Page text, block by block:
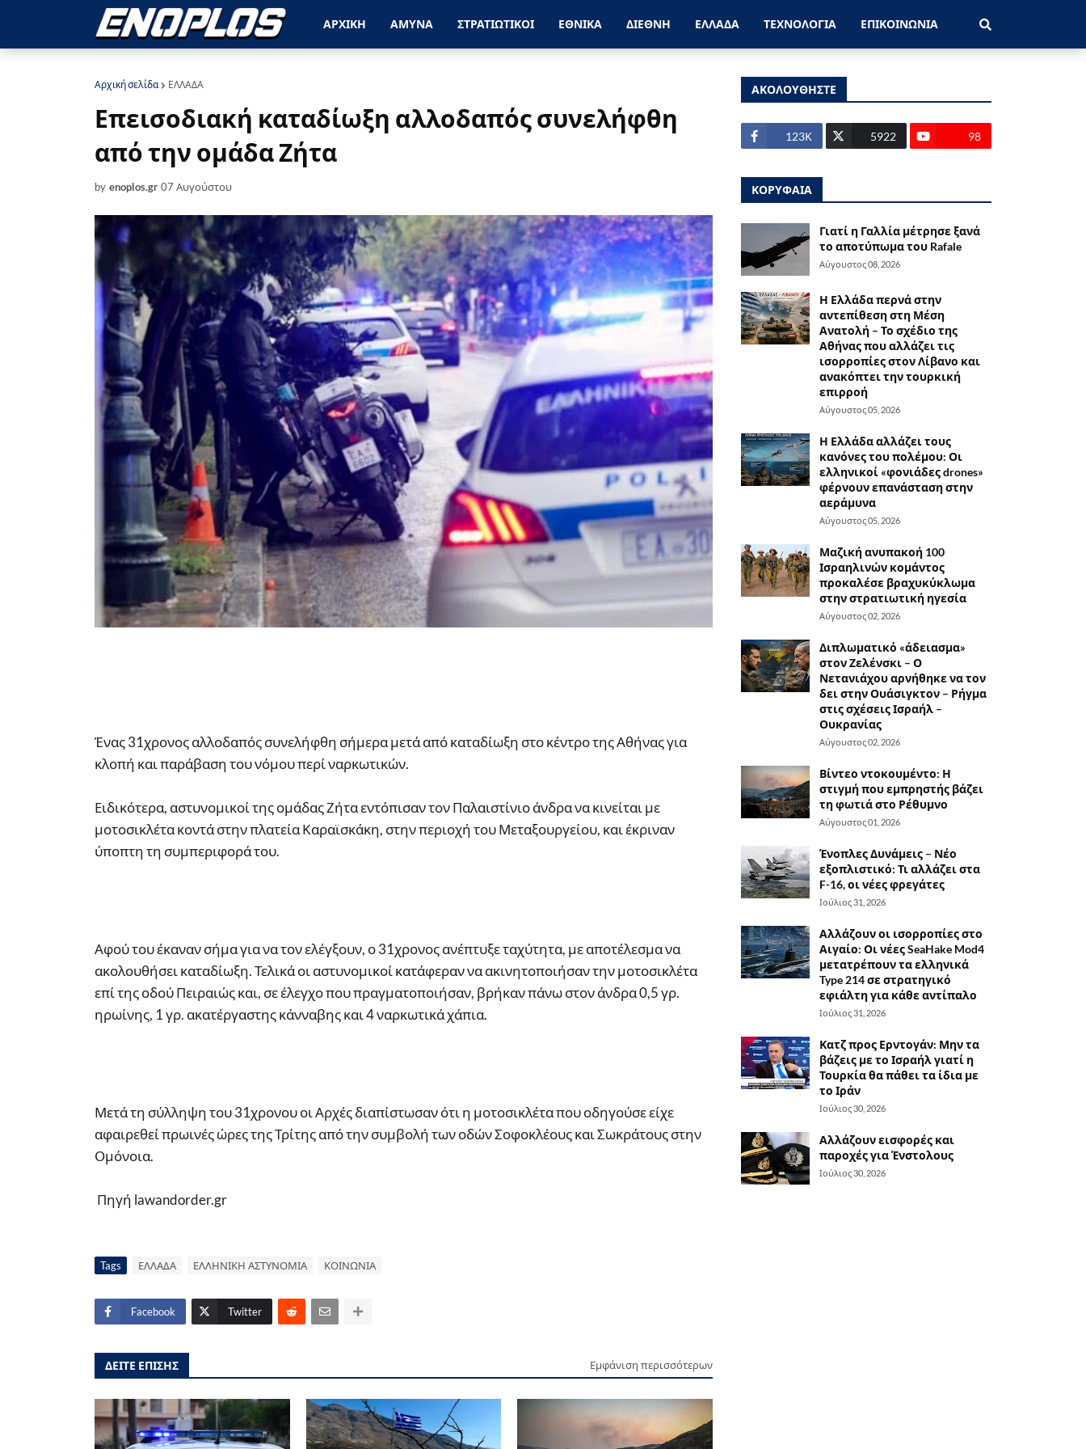
ΑΡΧΙΚΗ ΑΜΥΝΑ ΣΤΡΑΤΙΩΤΙΚΟΙ ΕΘΝΙΚΑ ΔΙΕΘΝΗ ΕΛΛΑΔΑ ΤΕΧΝΟΛΟΓΙΑ ΕΠΙΚΟΙΝΩΝΙΑ
Αρχική σελίδα ΕΛΛΑΔΑ
Επεισοδιακή καταδίωξη αλλοδαπός συνελήφθη
από την ομάδα Ζήτα
by enoplos.gr 07 Αυγούστου
Ένας 31χρονος αλλοδαπός συνελήφθη σήμερα μετά από καταδίωξη στο κέντρο της Αθήνας για
κλοπή και παράβαση του νόμου περί ναρκωτικών.
Ειδικότερα, αστυνομικοί της ομάδας Ζήτα εντόπισαν τον Παλαιστίνιο άνδρα να κινείται με
μοτοσικλέτα κοντά στην πλατεία Καραϊσκάκη, στην περιοχή του Μεταξουργείου, και έκριναν
ύποπτη τη συμπεριφορά του.
Αφού του έκαναν σήμα για να τον ελέγξουν, ο 31χρονος ανέπτυξε ταχύτητα, με αποτέλεσμα να
ακολουθήσει καταδίωξη. Τελικά οι αστυνομικοί κατάφεραν να ακινητοποιήσαν την μοτοσικλέτα
επί της οδού Πειραιώς και, σε έλεγχο που πραγματοποιήσαν, βρήκαν πάνω στον άνδρα 0,5 γρ.
ηρωίνης, 1 γρ. ακατέργαστης κάνναβης και 4 ναρκωτικά χάπια.
Μετά τη σύλληψη του 31χρονου οι Αρχές διαπίστωσαν ότι η μοτοσικλέτα που οδηγούσε είχε
αφαιρεθεί πρωινές ώρες της Τρίτης από την συμβολή των οδών Σοφοκλέους και Σωκράτους στην
Ομόνοια.
Πηγή lawandorder.gr
Tags ΕΛΛΑΔΑ ΕΛΛΗΝΙΚΗ ΑΣΤΥΝΟΜΙΑ ΚΟΙΝΩΝΙΑ
Facebook Twitter
ΔΕΙΤΕ ΕΠΙΣΗΣ Εμφάνιση περισσότερων
ΑΚΟΛΟΥΘΗΣΤΕ
123Κ 5922 98
ΚΟΡΥΦΑΙΑ
Γιατί η Γαλλία μέτρησε ξανά
το αποτύπωμα του Rafale
Αύγουστος 08, 2026
Η Ελλάδα περνά στην
αντεπίθεση στη Μέση
Ανατολή – Το σχέδιο της
Αθήνας που αλλάζει τις
ισορροπίες στον Λίβανο και
ανακόπτει την τουρκική
επιρροή
Αύγουστος 05, 2026
Η Ελλάδα αλλάζει τους
κανόνες του πολέμου: Οι
ελληνικοί «φονιάδες drones»
φέρνουν επανάσταση στην
αεράμυνα
Αύγουστος 05, 2026
Μαζική ανυπακοή 100
Ισραηλινών κομάντος
προκαλέσε βραχυκύκλωμα
στην στρατιωτική ηγεσία
Αύγουστος 02, 2026
Διπλωματικό «άδειασμα»
στον Ζελένσκι – Ο
Νετανιάχου αρνήθηκε να τον
δει στην Ουάσιγκτον – Ρήγμα
στις σχέσεις Ισραήλ –
Ουκρανίας
Αύγουστος 02, 2026
Βίντεο ντοκουμέντο: Η
στιγμή που εμπρηστής βάζει
τη φωτιά στο Ρέθυμνο
Αύγουστος 01, 2026
Ένοπλες Δυνάμεις – Νέο
εξοπλιστικό: Τι αλλάζει στα
F-16, οι νέες φρεγάτες
Ιούλιος 31, 2026
Αλλάζουν οι ισορροπίες στο
Αιγαίο: Οι νέες SeaHake Mod4
μετατρέπουν τα ελληνικά
Type 214 σε στρατηγικό
εφιάλτη για κάθε αντίπαλο
Ιούλιος 31, 2026
Κατζ προς Ερντογάν: Μην τα
βάζεις με το Ισραήλ γιατί η
Τουρκία θα πάθει τα ίδια με
το Ιράν
Ιούλιος 30, 2026
Αλλάζουν εισφορές και
παροχές για Ένστολους
Ιούλιος 30, 2026